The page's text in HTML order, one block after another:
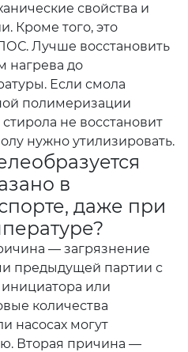
свойства и
Кроме того, это
Лучше восстановить
нагрева до
Если смола
полимеризации
не восстановит
нужно утилизировать.
в
даже при
— загрязнение
предыдущей партии с
или
количества
насосах могут
Вторая причина —